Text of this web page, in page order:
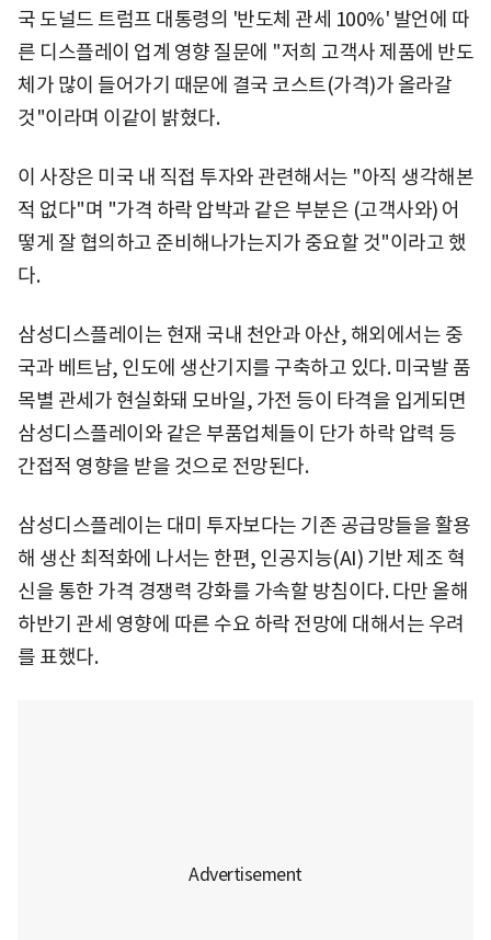
국 도널드 트럼프 대통령의 '반도체 관세 100%' 발언에 따
른 디스플레이 업계 영향 질문에 "저희 고객사 제품에 반도
체가 많이 들어가기 때문에 결국 코스트(가격)가 올라갈
것"이라며 이같이 밝혔다.
이 사장은 미국 내 직접 투자와 관련해서는 "아직 생각해본
적 없다"며 "가격 하락 압박과 같은 부분은 (고객사와) 어
떻게 잘 협의하고 준비해나가는지가 중요할 것"이라고 했
다.
삼성디스플레이는 현재 국내 천안과 아산, 해외에서는 중
국과 베트남, 인도에 생산기지를 구축하고 있다. 미국발 품
목별 관세가 현실화돼 모바일, 가전 등이 타격을 입게되면
삼성디스플레이와 같은 부품업체들이 단가 하락 압력 등
간접적 영향을 받을 것으로 전망된다.
삼성디스플레이는 대미 투자보다는 기존 공급망들을 활용
해 생산 최적화에 나서는 한편, 인공지능(AI) 기반 제조 혁
신을 통한 가격 경쟁력 강화를 가속할 방침이다. 다만 올해
하반기 관세 영향에 따른 수요 하락 전망에 대해서는 우려
를 표했다.